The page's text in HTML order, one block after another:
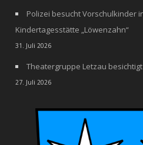
Polizei besucht Vorschulkinder
Kindertagesstätte „Löwenzahn“
31. Juli 2026
Theatergruppe Letzau
27. Juli 2026